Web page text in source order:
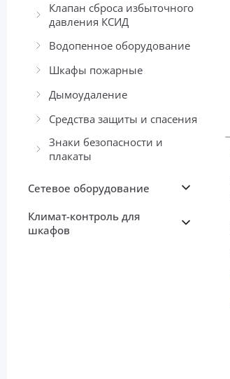
Клапан сброса избыточного
давления КСИД
Водопенное оборудование
Шкафы пожарные
Дымоудаление
Средства защиты и спасения
Знаки безопасности и
плакаты
Сетевое оборудование
Климат-контроль для
шкафов